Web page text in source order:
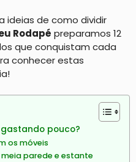
ideias de como dividir
Rodapé preparamos 12
que conquistam cada
conhecer estas
pouco?
os móveis
parede e estante